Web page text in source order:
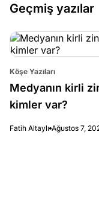
Geçmiş yazılar
Köşe Yazıları
Medyanın kirli
kimler var?
Fatih Altaylı Ağustos 7,